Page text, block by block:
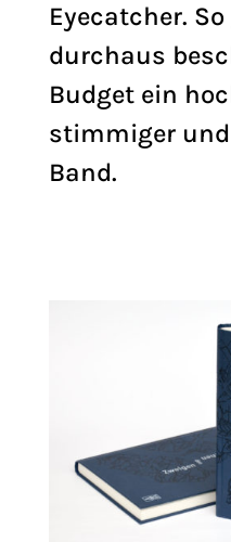
Eyecatcher.
durchaus
Budget ein
stimmiger
Band.